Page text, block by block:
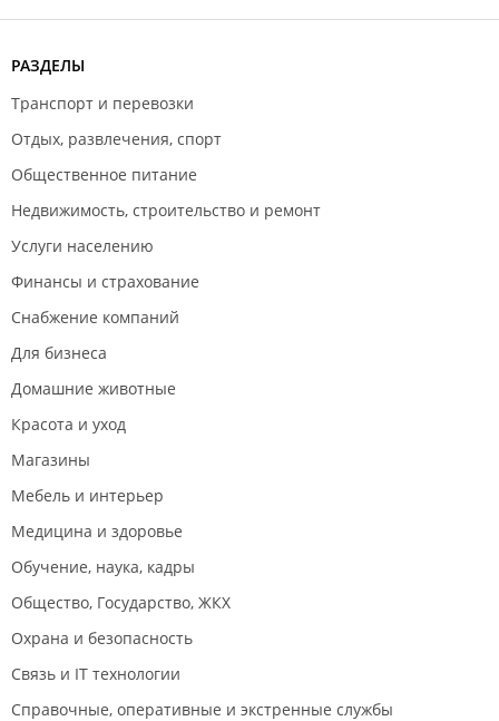
РАЗДЕЛЫ
Транспорт и перевозки
Отдых, развлечения, спорт
Общественное питание
Недвижимость, строительство и ремонт
Услуги населению
Финансы и страхование
Снабжение компаний
Для бизнеса
Домашние животные
Красота и уход
Магазины
Мебель и интерьер
Медицина и здоровье
Обучение, наука, кадры
Общество, Государство, ЖКХ
Охрана и безопасность
Связь и IT технологии
Справочные, оперативные и экстренные службы